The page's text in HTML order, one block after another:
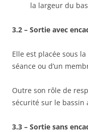
la largeur du
3.2 – Sortie avec
Elle est placée sous
séance ou d’un
Outre son rôle de
sécurité sur le bassin
3.3 – Sortie sans